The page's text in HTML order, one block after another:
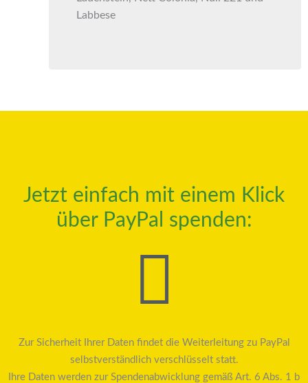
Labbese
Jetzt einfach mit einem Klick
über PayPal spenden:
Zur Sicherheit Ihrer Daten findet die Weiterleitung zu PayPal
selbstverständlich verschlüsselt statt.
Ihre Daten werden zur Spendenabwicklung gemäß Art. 6 Abs. 1 b